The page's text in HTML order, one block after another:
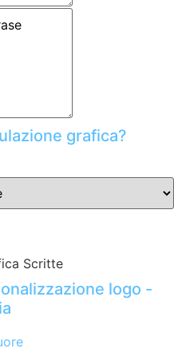
grafica?
Scritte
logo -